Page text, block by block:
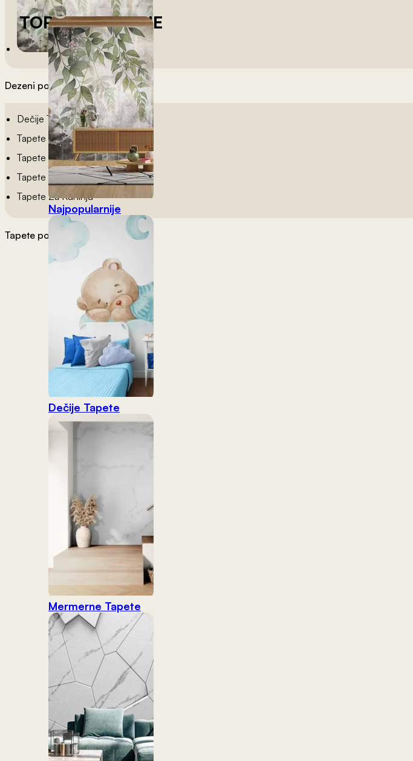
Dezeni po sobama
Dečije Tapete
Tapete Spavaća Soba
Tapete Dnevna Soba
Tapete Za Kupatilo
Tapete Za Kuhinju
Tapete po želji Materijali tapeta
TOP KATEGORIJE
Najpopularnije
Dečije Tapete
Mermerne Tapete